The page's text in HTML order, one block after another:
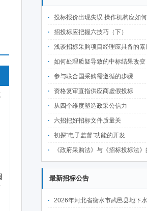
投标报价出现失误 操作机构应如
招投标应把握六技巧（下）
浅谈招标采购项目经理应具备的素质
如何处理质疑导致的中标结果改变
参与联合国采购需遵循的步骤
资格复审直指供应商虚假投标
从四个维度塑造政采公信力
六招把好招标文件质量关
初探“电子监督”功能的开发
《政府采购法》与《招标投标法》的差
最新招标公告
2026年河北省衡水市武邑县地下水水源置换工程（微咸水改造提升）施工